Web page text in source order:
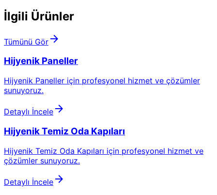
İlgili Ürünler
Tümünü Gör arrow_forward
Hijyenik Paneller
Hijyenik Paneller için profesyonel hizmet ve çözümler
sunuyoruz.
Detaylı İncele arrow_forward
Hijyenik Temiz Oda Kapıları
Hijyenik Temiz Oda Kapıları için profesyonel hizmet ve
çözümler sunuyoruz.
Detaylı İncele arrow_forward